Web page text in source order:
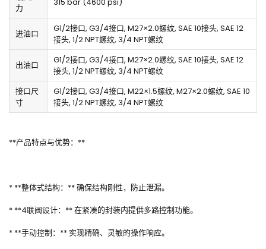
力
进油口
G1/2接口, G3/4接口, M27×2.0螺纹, SAE 10接头, SAE 12
接头, 1/2 NPT螺纹, 3/4 NPT螺纹
出油口
G1/2接口, G3/4接口, M27×2.0螺纹, SAE 10接头, SAE 12
接头, 1/2 NPT螺纹, 3/4 NPT螺纹
接口尺
寸
G1/2接口, G3/4接口, M22×1.5螺纹, M27×2.0螺纹, SAE 10
接头, 1/2 NPT螺纹, 3/4 NPT螺纹
**产品特点与优势：**
* **整体式结构：** 确保结构刚性，防止泄漏。
* **4联阀设计：** 在紧凑的封装内提供多路控制功能。
* **手动控制：** 实现精确、灵敏的操作响应。